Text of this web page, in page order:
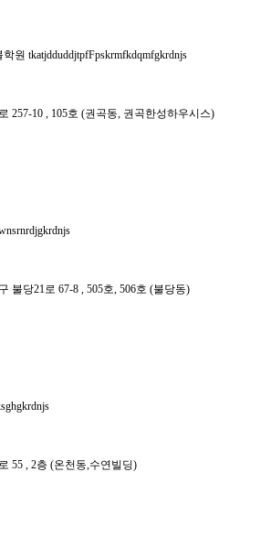
원 tkatjdduddjtpfFpskrmfkdqmfgkrdnjs
257-10 , 105호 (권곡동, 권곡한성하우시스)
불당21로 67-8 , 505호, 506호 (불당동)
55 , 2층 (온천동,수연빌딩)